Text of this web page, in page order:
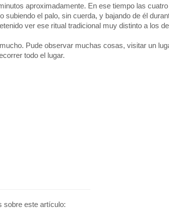
aproximadamente. En ese tiempo las
el palo, sin cuerda, y bajando de él
ver ese ritual tradicional muy distinto a los
Pude observar muchas cosas, visitar un
todo el lugar.
sobre este artículo: